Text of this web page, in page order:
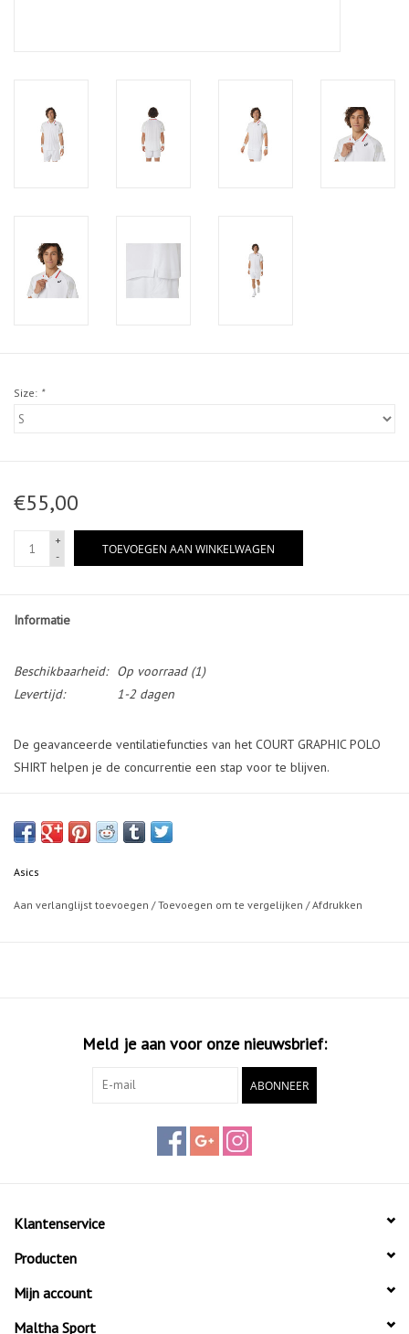
Size: *
€55,00
+
-
TOEVOEGEN AAN WINKELWAGEN
Informatie
Beschikbaarheid: Op voorraad(1)
Levertijd:
1-2 dagen
De geavanceerde ventilatiefuncties van het COURT GRAPHIC POLO
SHIRT helpen je de concurrentie een stap voor te blijven.
verbeteren, en heeft ook een all-over printontwerp en mesh-stof
aan de zijkanten en achterkant voor een betere luchtstroom. Ten
slotte heeft de top een grafische print op de schouder voor visuele
Asics
Aan verlanglijst toevoegen /Toevoegen om te vergelijken /Afdrukken
Meld je aan voor onze nieuwsbrief:
ABONNEER
Klantenservice
Producten
Mijn account
Maltha Sport